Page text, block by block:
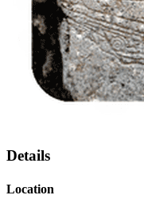
Details
Location